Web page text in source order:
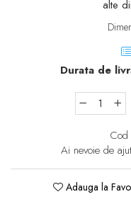
alte
Durata de
Cod
Ai nevoie de
Adauga la